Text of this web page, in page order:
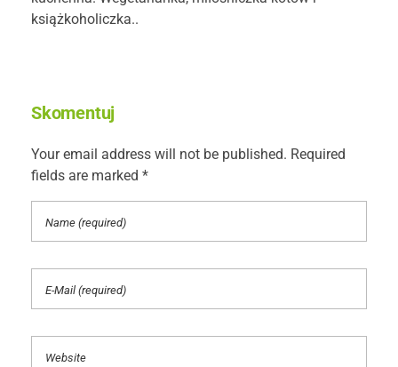
książkoholiczka..
Skomentuj
Your email address will not be published. Required
fields are marked *